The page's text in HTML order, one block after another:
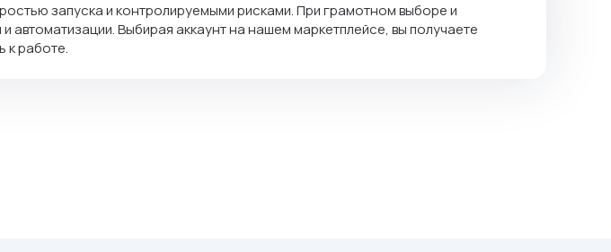
запуска и контролируемыми рисками. При грамотном выборе и
Выбирая аккаунт на нашем маркетплейсе, вы получаете
к работе.